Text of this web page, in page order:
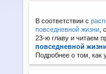
В соответствии с
повседневной жизни ,
23-ю главу и читаем
повседневной жизни
Подробнее о том, как